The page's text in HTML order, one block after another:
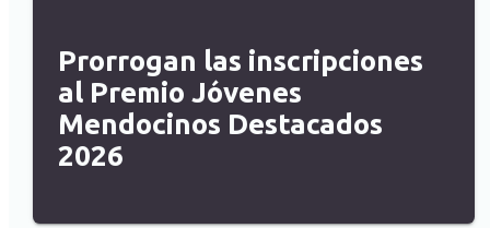
Prorrogan las inscripciones
al Premio Jóvenes
Mendocinos Destacados
2026